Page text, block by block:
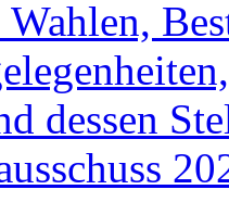
dessen